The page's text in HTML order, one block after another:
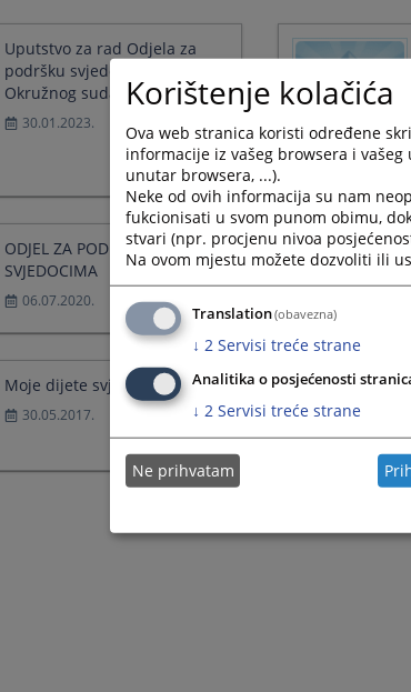
Uputstvo za rad Odjela za
podršku svjedocima
Okružnog suda u Banjaluci
30.01.2023.
ODJEL ZA PODRŠKU
SVJEDOCIMA
06.07.2020.
Moje dijete svjedok
30.05.2017.
Korištenje kolačića
Ova web stranica koristi određene
informacije iz vašeg browsera i
unutar browsera, ...).
Neke od ovih informacija su nam
fukcionisati u svom punom obimu,
stvari (npr. procjenu nivoa
Na ovom mjestu možete dozvoliti ili
Translation(obavezna)
↓ 2 Servisi treće strane
Analitika o posjećenosti
↓ 2 Servisi treće strane
Ne prihvatam